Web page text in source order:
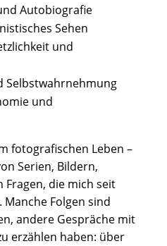
Autobiografie
Sehen
und
Selbstwahrnehmung
und
fotografischen Leben –
Serien, Bildern,
Fragen, die mich seit
Folgen sind
andere Gespräche mit
erzählen haben: über